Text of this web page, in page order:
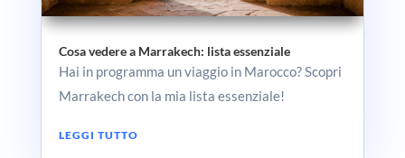
Cosa vedere a Marrakech: lista essenziale
Hai in programma un viaggio in Marocco? Scopri
Marrakech con la mia lista essenziale!
LEGGI TUTTO